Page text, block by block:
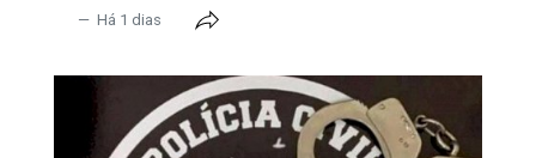
Há 1 dias